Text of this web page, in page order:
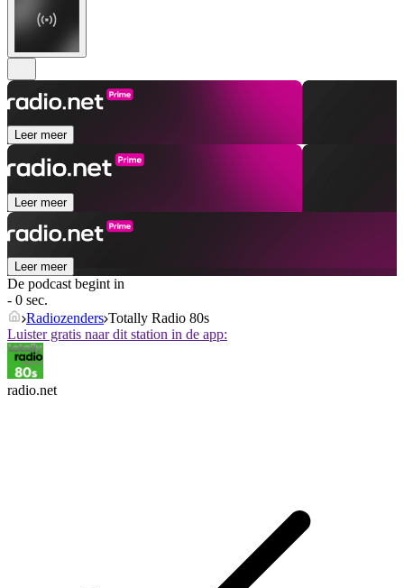
Leer meer
Leer meer
Leer meer
De podcast begint in
- 0 sec.
Radiozenders Totally Radio 80s
Luister gratis naar dit station in de app:
radio.net